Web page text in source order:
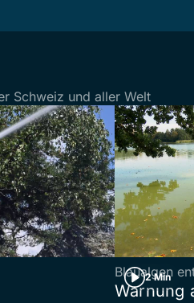
Schweiz und aller Welt
2 Min
Blaualgen
Warnung